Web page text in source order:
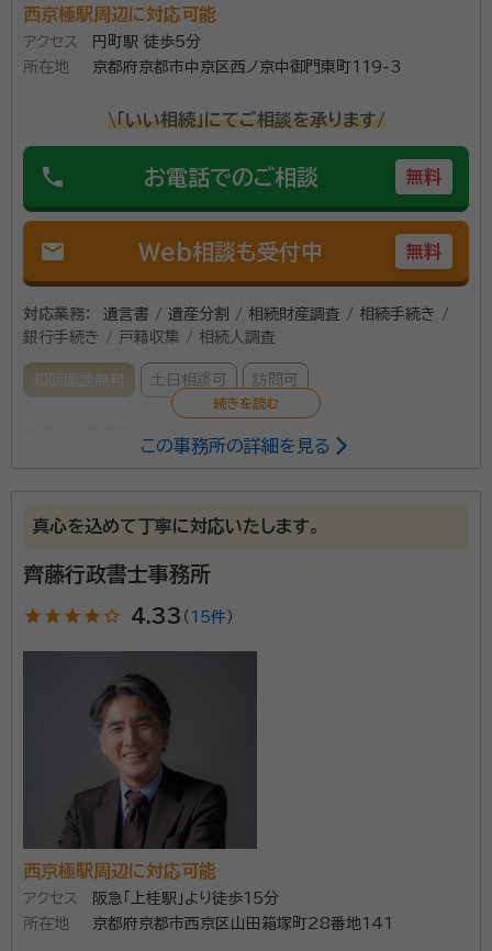
遺言書の作成や遺産分割協議等、相続手続きに関するご相談全
を有効かつ円滑に進めるためのお手伝いをさせていただきま
資格等：
所属団体：京都府行政書士会
西京極駅周辺に対応可能
アクセス
円町駅 徒歩5分
所在地
京都府京都市中京区西ノ京中御門東町119-3
\「いい相続」にてご相談を承ります/
phone お電話でのご相談 無料
mail Web相談も受付中 無料
対応業務：
遺言書 / 遺産分割 / 相続財産調査 / 相続手続き /
銀行手続き / 戸籍収集 / 相続人調査
初回面談無料 土日相談可 訪問可
当事務所は、円町駅より徒歩5分ほどの場所にあり、好
アクセスです！時間をかけてじっくりとお客様の話を聴
す。 遺言書の作成や相続、終活のサポートが専門で、さ
まざまなお客様の対応をしているのでご安心ください。
特に、相続は家族の将来を左右する大切なものと考え、
ご遺族が争い合うことがない形で遺言書を作成できる
ようにしております。1家族の将来のために、誰もが納得
できる遺言書を作成したい方をはじめ、相続のお悩みが
ある方はぜひお気軽にご相談ください。
行政書士
所属団体：京都府行政書士会
この事務所の詳細を見る
真心を込めて丁寧に対応いたします。
齊藤行政書士事務所
star star star star star_outline 4.33 （ 15件 ）
西京極駅周辺に対応可能
アクセス
阪急「上桂駅」より徒歩15分
所在地
京都府京都市西京区山田箱塚町28番地141